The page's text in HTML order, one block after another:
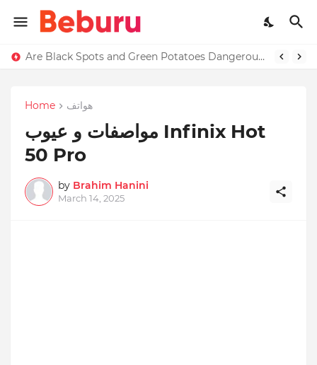
Are Black Spots and Green Potatoes Dangerous? Complete Food Safety Guide (What Most People Don’t Know)
Home هواتف
مواصفات و عيوب Infinix Hot
50 Pro
by Brahim Hanini
March 14, 2025